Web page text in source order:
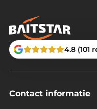
4.8 (101
Contact informatie